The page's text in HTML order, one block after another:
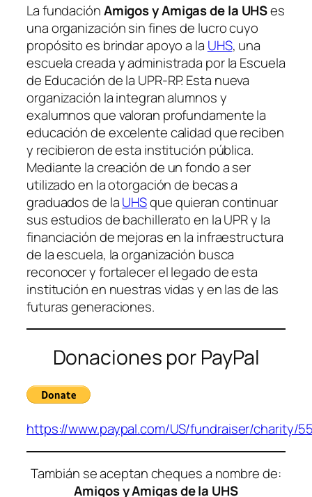
La fundaciónAmigos y Amigas de la UHSes
una organización sin fines de lucro cuyo
propósito es brindar apoyo a la UHS, una
escuela creada y administrada por la Escuela
de Educación de la UPR-RP. Esta nueva
organización la integran alumnos y
exalumnos que valoran profundamente la
educación de excelente calidad que reciben
y recibieron de esta institución pública.
Mediante la creación de un fondo a ser
utilizado en la otorgación de becas a
graduados de laUHSque quieran continuar
sus estudios de bachillerato en la UPR y la
financiación de mejoras en la infraestructura
de la escuela, la organización busca
reconocer y fortalecer el legado de esta
institución en nuestras vidas y en las de las
futuras generaciones.
Donaciones por PayPal
https://www.paypal.com/US/fundraiser/charity/
Tambián se aceptan cheques a nombre de:
Amigos y Amigas de la UHS